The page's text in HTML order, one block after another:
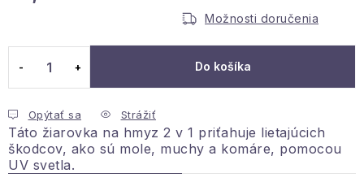
Možnosti doručenia
Do košíka
Opýtať sa Strážiť
Táto žiarovka na hmyz 2 v 1 priťahuje lietajúcich
škodcov, ako sú mole, muchy a komáre, pomocou
UV svetla.